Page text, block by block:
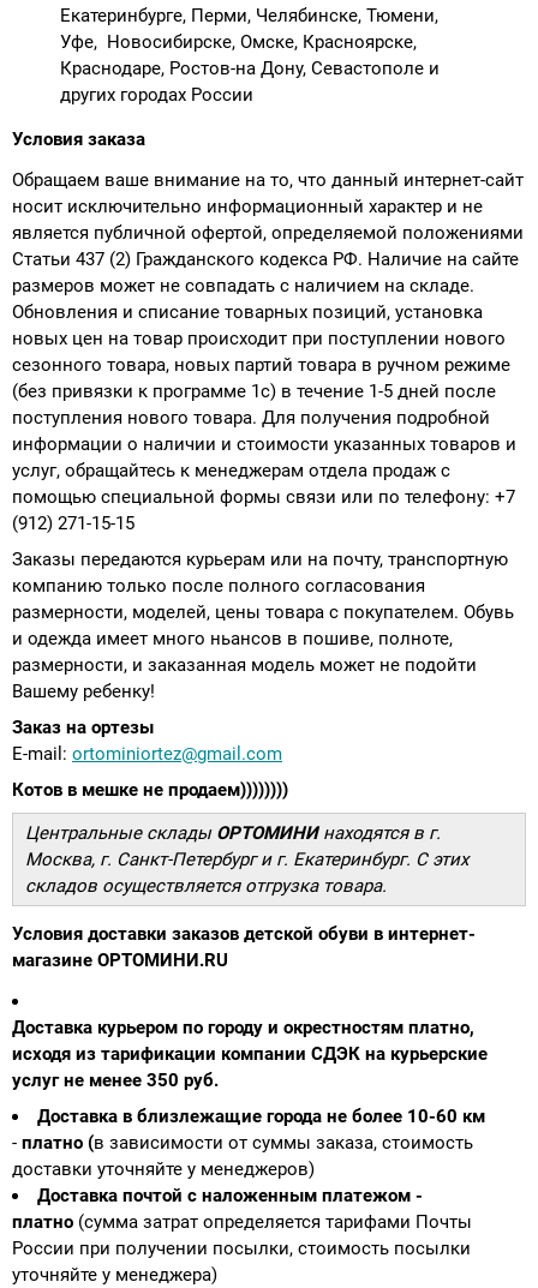
Екатеринбурге, Перми, Челябинске, Тюмени,
Уфе, Новосибирске, Омске, Красноярске,
Краснодаре, Ростов-на Дону, Севастополе и
других городах России
Условия заказа
Обращаем ваше внимание на то, что данный интернет-сайт
носит исключительно информационный характер и не
является публичной офертой, определяемой положениями
Статьи 437 (2) Гражданского кодекса РФ. Наличие на сайте
размеров может не совпадать с наличием на складе.
Обновления и списание товарных позиций, установка
новых цен на товар происходит при поступлении нового
сезонного товара, новых партий товара в ручном режиме
(без привязки к программе 1с) в течение 1-5 дней после
поступления нового товара. Для получения подробной
информации о наличии и стоимости указанных товаров и
услуг, обращайтесь к менеджерам отдела продаж с
помощью специальной формы связи или по телефону: +7
(912) 271-15-15
Заказы передаются курьерам или на почту, транспортную
компанию только после полного согласования
размерности, моделей, цены товара с покупателем. Обувь
и одежда имеет много ньансов в пошиве, полноте,
размерности, и заказанная модель может не подойти
Вашему ребенку!
Заказ на ортезы
E-mail: ortominiortez@gmail.com
Котов в мешке не продаем))))))))
Центральные склады ОРТОМИНИнаходятся в г.
Москва, г. Санкт-Петербург и г. Екатеринбург. С этих
складов осуществляется отгрузка товара.
Условия доставки заказов детской обуви в интернет-
магазине ОРТОМИНИ.RU
Доставка курьером по городу и окрестностям платно,
исходя из тарификации компании СДЭК на курьерские
услуг не менее 350 руб.
Доставка в близлежащие города не более 10-60 км
- платно (в зависимости от суммы заказа, стоимость
доставки уточняйте у менеджеров)
Доставка почтой с наложенным платежом -
платно (сумма затрат определяется тарифами Почты
России при получении посылки, стоимость посылки
уточняйте у менеджера)
Сандали лечебные под стельку
Школьная обувь
РАСПРОДАЖА МИНИМЕН ДАНДИНО
ОРСЕТТО ТАПИБУ от 499 руб
Сандали лечебные с супинатором
Детская профилактическая обувь
Сандали лечебные под стельку по 2496 руб
Ботинки зима для косолапиков
Пошив обуви для косолапиков
Обувь при правосторонней и
левосторонней косолапости
Обувь после операции на голеностопе
Тутор ночной
Детская обувь при ДЦП
Обувь против хождения на носочках
Обувь на протезы и аппараты
Подушка под ноги
Подушка для беременных
Наволочки для ортопедических подушек
КЕРРИ ВЕСНА-ОСЕНЬ 2019
ПРЕМОНТ ВЕСНА-ОСЕНЬ 2019
НОВИНКИ ЗИМА 2019-2020
ОЛДОС ВЕСНА 2020
ПРЕМОНТ ВЕСНА-ОСЕНЬ 2020
НОВИНКИ ВЕСНА KISU 2020
KISU 2021
(дополнительные скидки не действуют)
Нарядная одежда
Флисовая поддева под ветровки,
РАСПРОДАЖА от 100 до 1500 рублей
(дополнительные скидки не действуют)
Рюкзаки
KISU Верхняя Одежда
Premont Верхняя Одежда
Вкладные корригирующие элементы для
ортопедической обуви
Впитывающие простыни, подгузники
Трости, костыли, ходунки
Кресла-коляски
Головодержатель полужесткой и жесткой
фиксации
Туторы, бандажи (на лучезапястный,
локтевой, плечевой суставы и предплечье)
Обувь на протез и аппарат
Аппараты на суставы
Санитарные приспособления для
инвалидов
Противопролежневые матрасы, подушки
ОПОРЫ, ВЕРТИКАЛИЗАТОРЫ, Оборудование
для ЛФК
Одежда ортопедическая (адаптивная) для
Аппарат на всю руку
Тутора и аппараты на суставы для детей
Тутора и аппараты на локтевой сустав
Тутора и аппараты на плечевой сустав
взрослых
Тутора и аппараты на коленный сустав
Кресло-коляска трость складная
Опоры, Вертикализаторы
Компрессионные колготки
Компрессионные гольфы
Приспособления для одевания
Грудопоясничные
Плечо и предплечье
Тазобедренный сустав
Ортезы на пальцы